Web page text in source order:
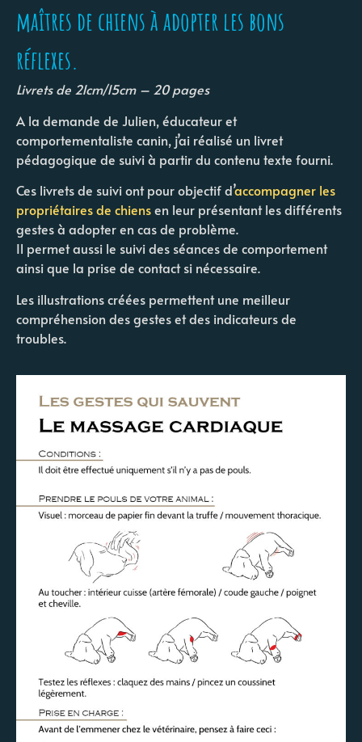
maîtres de chiens à adopter les bons
réflexes.
Livrets de 21cm/15cm – 20 pages
A la demande de Julien, éducateur et
comportementaliste canin, j’ai réalisé un livret
pédagogique de suivi à partir du contenu texte fourni.
Ces livrets de suivi ont pour objectif d’accompagner les
propriétaires de chiensen leur présentant les différents
gestes à adopter en cas de problème.
Il permet aussi le suivi des séances de comportement
ainsi que la prise de contact si nécessaire.
Les illustrations créées permettent une meilleur
compréhension des gestes et des indicateurs de
troubles.